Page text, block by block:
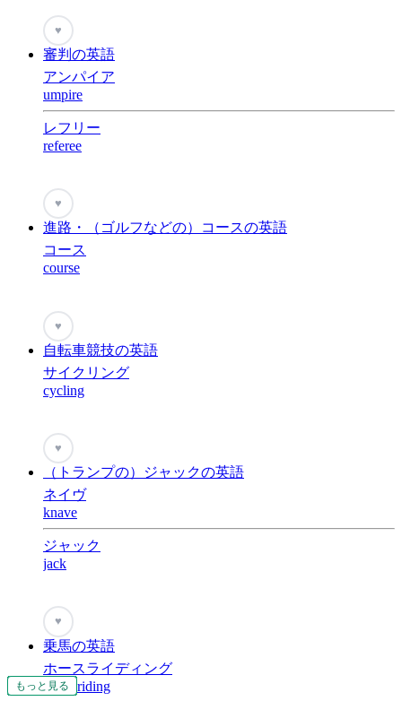
もっと見る
もっと見る
もっと見る
もっと見る
もっと見る
もっと見る
もっと見る
もっと見る
もっと見る
もっと見る
もっと見る
もっと見る
♥
審判の英語
アンパイア
umpire
レフリー
referee
もっと見る
♥
進路・（ゴルフなどの）コースの英語
コース
course
♥
自転車競技の英語
サイクリング
cycling
♥
（トランプの）ジャックの英語
ネイヴ
knave
ジャック
jack
♥
乗馬の英語
ホースライディング
horse riding
もっと見る
もっと見る
もっと見る
もっと見る
もっと見る
もっと見る
もっと見る
もっと見る
もっと見る
もっと見る
もっと見る
もっと見る
もっと見る
もっと見る
もっと見る